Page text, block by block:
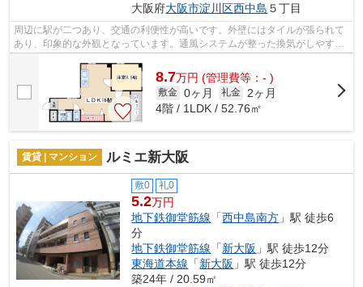
大阪府大阪市淀川区西中島 ５丁目
周辺に駅が二つあり、交通の利便性が高いです。外壁にはタイルが張られて
あり、印象的な外観となっています。通風システムが整った換気がしやすい
8.7万円 (管理費等：- )
敷金 0ヶ月 礼金
2ヶ月
4階 / 1LDK / 52.76㎡
賃貸 | マンション ルミエ新大阪
敷0 礼0
5.2万円
地下鉄御堂筋線 「西中島南方 」駅 徒歩6
分
地下鉄御堂筋線 「新大阪 」駅 徒歩12分
東海道本線 「新大阪 」駅 徒歩12分
築24年 / 20.59㎡